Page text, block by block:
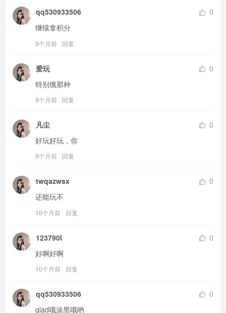
qq530933506
0
继续拿积分
9个月前 回复
爱玩
0
特别饿那种
9个月前 回复
凡尘
0
好玩好玩，你
9个月前 回复
twqazwsx
0
还能玩不
10个月前 回复
123790l
0
好啊好啊
10个月前 回复
qq530933506
0
glad哦涂黑哦哟